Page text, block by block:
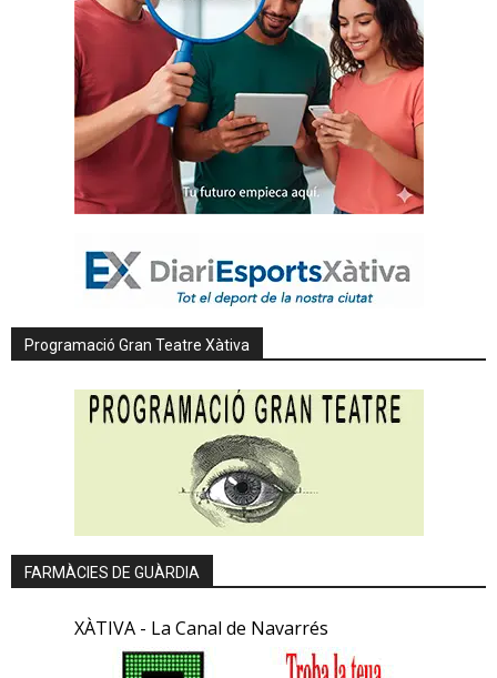
Programació Gran Teatre Xàtiva
FARMÀCIES DE GUÀRDIA
XÀTIVA - La Canal de Navarrés